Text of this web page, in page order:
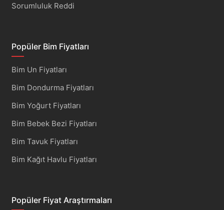
Sorumluluk Reddi
Popüler Bim Fiyatları
Bim Un Fiyatları
Bim Dondurma Fiyatları
Bim Yoğurt Fiyatları
Bim Bebek Bezi Fiyatları
Bim Tavuk Fiyatları
Bim Kağıt Havlu Fiyatları
Popüler Fiyat Araştırmaları